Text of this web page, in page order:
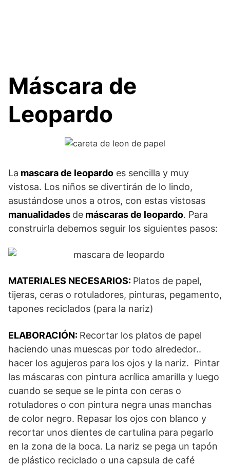
Máscara de
Leopardo
La mascara de leopardo es sencilla y muy
vistosa. Los niños se divertirán de lo lindo,
asustándose unos a otros, con estas vistosas
manualidades de máscaras de leopardo. Para
construirla debemos seguir los siguientes pasos:
MATERIALES NECESARIOS: Platos de papel,
tijeras, ceras o rotuladores, pinturas, pegamento,
tapones reciclados (para la nariz)
ELABORACIÓN: Recortar los platos de papel
haciendo unas muescas por todo alrededor..
hacer los agujeros para los ojos y la nariz. Pintar
las máscaras con pintura acrílica amarilla y luego
cuando se seque se le pinta con ceras o
rotuladores o con pintura negra unas manchas
de color negro. Repasar los ojos con blanco y
recortar unos dientes de cartulina para pegarlo
en la zona de la boca. La nariz se pega un tapón
de plástico reciclado o una capsula de café